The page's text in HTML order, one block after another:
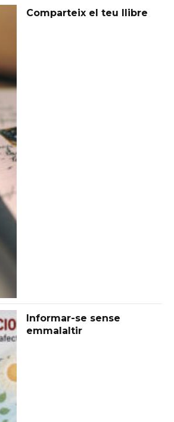
Comparteix el teu llibre
Informar-se sense
emmalaltir